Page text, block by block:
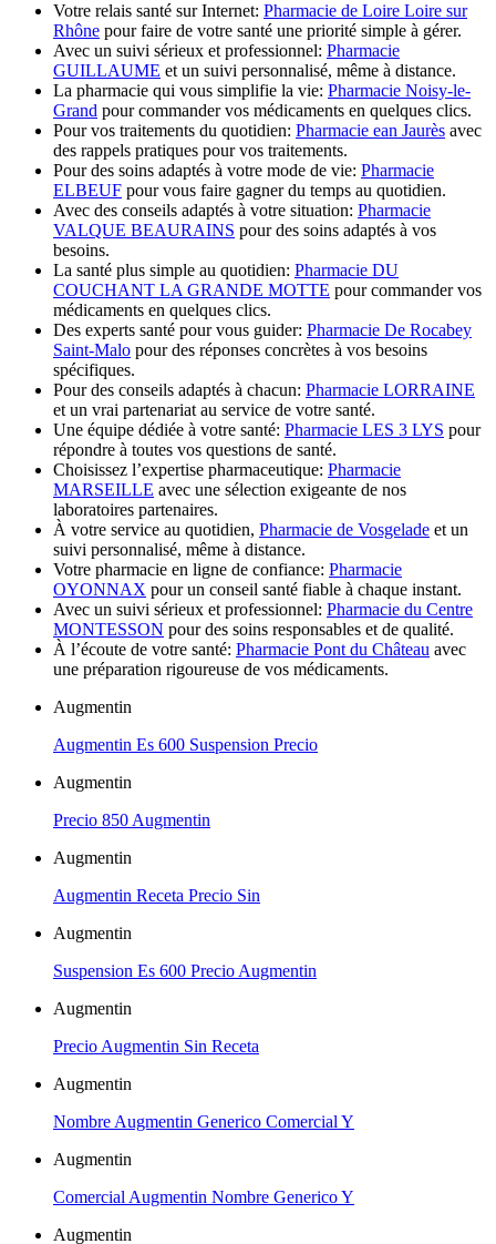
Votre relais santé sur Internet: Pharmacie de Loire Loire sur
Rhône pour faire de votre santé une priorité simple à gérer.
Avec un suivi sérieux et professionnel: Pharmacie
GUILLAUME et un suivi personnalisé, même à distance.
La pharmacie qui vous simplifie la vie: Pharmacie Noisy-le-
Grand pour commander vos médicaments en quelques clics.
Pour vos traitements du quotidien: Pharmacie ean Jaurès avec
des rappels pratiques pour vos traitements.
Pour des soins adaptés à votre mode de vie: Pharmacie
ELBEUF pour vous faire gagner du temps au quotidien.
Avec des conseils adaptés à votre situation: Pharmacie
VALQUE BEAURAINS pour des soins adaptés à vos
besoins.
La santé plus simple au quotidien: Pharmacie DU
COUCHANT LA GRANDE MOTTE pour commander vos
médicaments en quelques clics.
Des experts santé pour vous guider: Pharmacie De Rocabey
Saint-Malo pour des réponses concrètes à vos besoins
spécifiques.
Pour des conseils adaptés à chacun: Pharmacie LORRAINE
et un vrai partenariat au service de votre santé.
Une équipe dédiée à votre santé: Pharmacie LES 3 LYS pour
répondre à toutes vos questions de santé.
Choisissez l’expertise pharmaceutique: Pharmacie
MARSEILLE avec une sélection exigeante de nos
laboratoires partenaires.
À votre service au quotidien, Pharmacie de Vosgelade et un
suivi personnalisé, même à distance.
Votre pharmacie en ligne de confiance: Pharmacie
OYONNAX pour un conseil santé fiable à chaque instant.
Avec un suivi sérieux et professionnel: Pharmacie du Centre
MONTESSON pour des soins responsables et de qualité.
À l’écoute de votre santé: Pharmacie Pont du Château avec
une préparation rigoureuse de vos médicaments.
Augmentin
Augmentin Es 600 Suspension Precio
Augmentin
Precio 850 Augmentin
Augmentin
Augmentin Receta Precio Sin
Augmentin
Suspension Es 600 Precio Augmentin
Augmentin
Precio Augmentin Sin Receta
Augmentin
Nombre Augmentin Generico Comercial Y
Augmentin
Comercial Augmentin Nombre Generico Y
Augmentin